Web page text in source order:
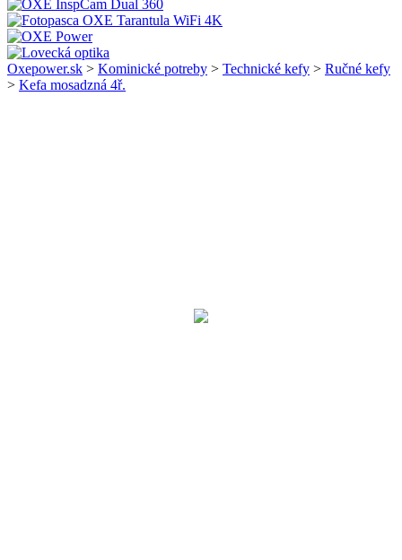
Oxepower.sk > Kominické potreby > Technické kefy > Ručné kefy
> Kefa mosadzná 4ř.